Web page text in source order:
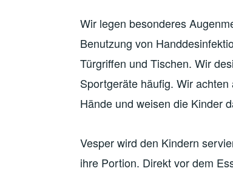
Wir legen besonderes
Benutzung von
Türgriffen und Tischen. Wir
Sportgeräte häufig. Wir
Hände und weisen die Kinder
Vesper wird den Kindern
ihre Portion. Direkt vor dem